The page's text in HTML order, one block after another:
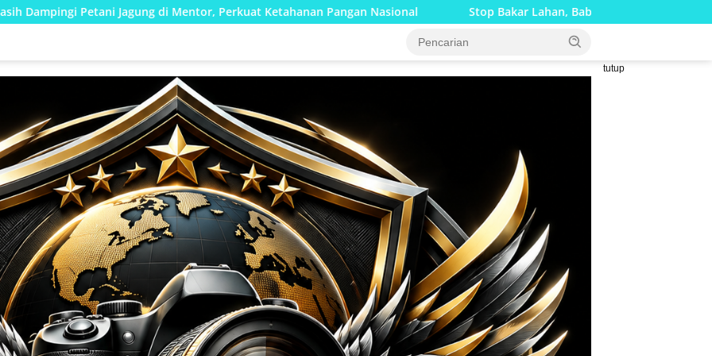
di Mentor, Perkuat Ketahanan Pangan Nasional Stop Bakar Lahan, Babinsa Bersama Bhabinkamtibmas Gencar Edukasi
tutup